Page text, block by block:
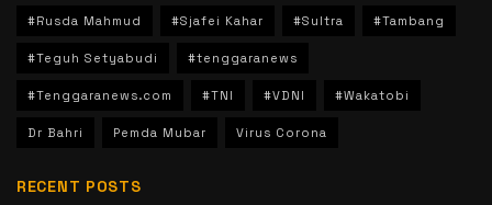
#Rusda Mahmud #Sjafei Kahar #Sultra #Tambang
#Teguh Setyabudi #tenggaranews
#Tenggaranews.com #TNI #VDNI #Wakatobi
Dr Bahri Pemda Mubar Virus Corona
RECENT POSTS